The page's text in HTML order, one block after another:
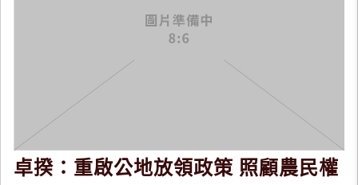
卓揆：重啟公地放領政策 照顧農民權